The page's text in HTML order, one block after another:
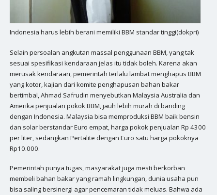
Indonesia harus lebih berani memiliki BBM standar tinggi(dokpri)
Selain persoalan angkutan massal penggunaan BBM, yang tak
sesuai spesifikasi kendaraan jelas itu tidak boleh. Karena akan
merusak kendaraan, pemerintah terlalu lambat menghapus BBM
yang kotor, kajian dari komite penghapusan bahan bakar
bertimbal, Ahmad Safrudin menyebutkan Malaysia Australia dan
Amerika penjualan pokok BBM, jauh lebih murah di banding
dengan Indonesia. Malaysia bisa memproduksi BBM baik bensin
dan solar berstandar Euro empat, harga pokok penjualan Rp 4300
per liter, sedangkan Pertalite dengan Euro satu harga pokoknya
Rp10.000.
Pemerintah punya tugas, masyarakat juga mesti berkorban
membeli bahan bakar yang ramah lingkungan, dunia usaha pun
bisa saling bersinergi agar pencemaran tidak meluas. Bahwa ada